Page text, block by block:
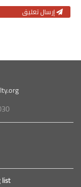
إرسال تعليق